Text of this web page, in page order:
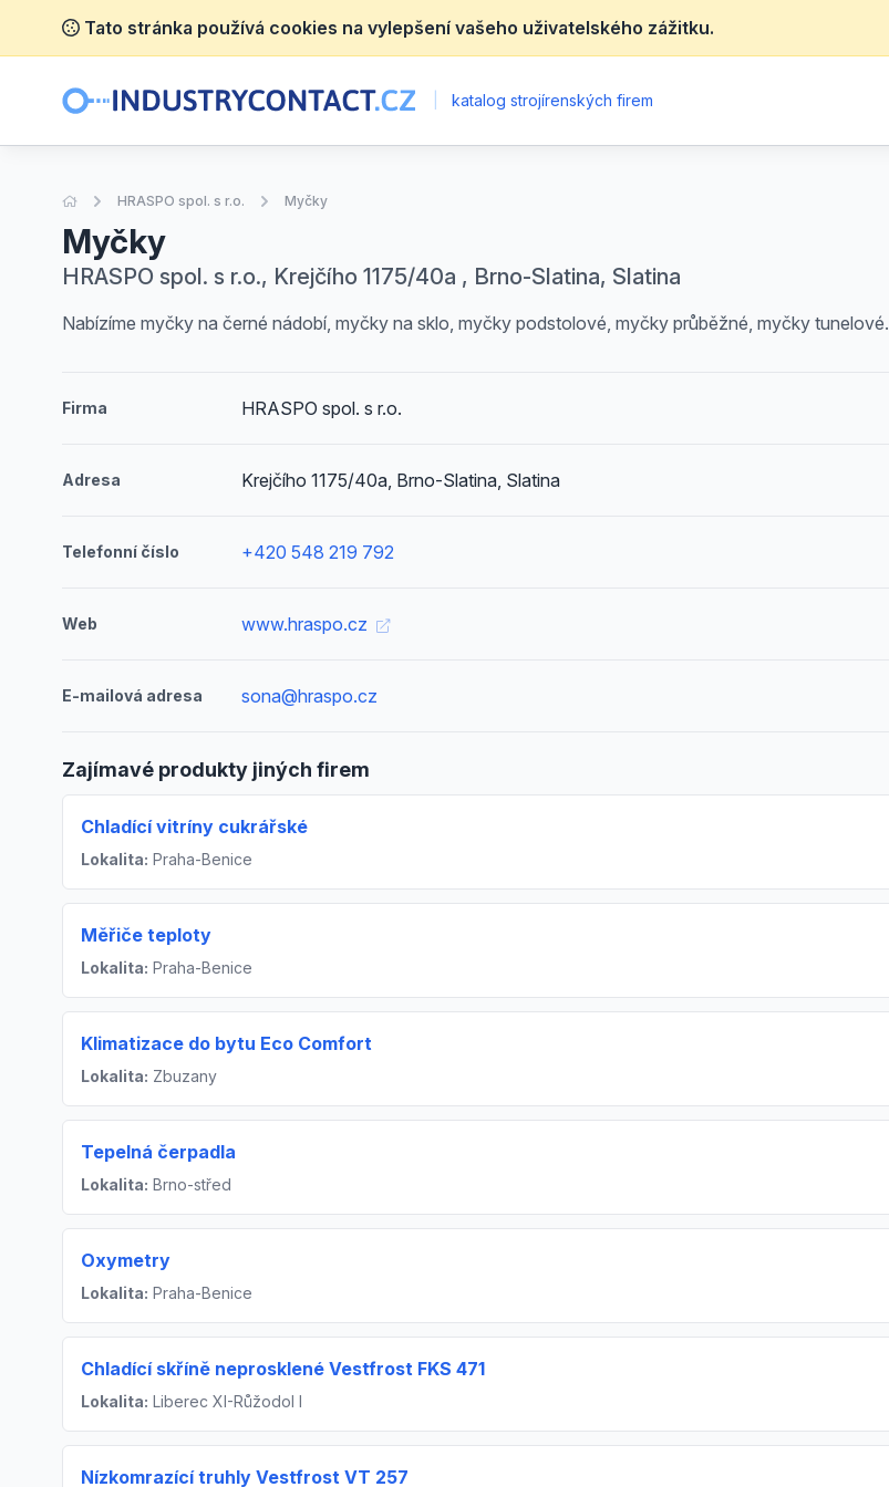
Tato stránka používá cookies na vylepšení vašeho uživatelského zážitku.
katalog strojírenských firem
Úvodní stránka
HRASPO spol. s r.o. Myčky
Myčky
HRASPO spol. s r.o., Krejčího 1175/40a , Brno-Slatina, Slatina
Nabízíme myčky na černé nádobí, myčky na sklo, myčky podstolové, myčky průběžné, myčky tunelové.
Firma HRASPO spol. s r.o.
Adresa Krejčího 1175/40a, Brno-Slatina, Slatina
Telefonní číslo +420 548 219 792
Web www.hraspo.cz
E-mailová adresa sona@hraspo.cz
Zajímavé produkty jiných firem
Chladící vitríny cukrářské
Lokalita: Praha-Benice
Měřiče teploty
Lokalita: Praha-Benice
Klimatizace do bytu Eco Comfort
Lokalita: Zbuzany
Tepelná čerpadla
Lokalita: Brno-střed
Oxymetry
Lokalita: Praha-Benice
Chladící skříně neprosklené Vestfrost FKS 471
Lokalita: Liberec XI-Růžodol I
Nízkomrazící truhly Vestfrost VT 257